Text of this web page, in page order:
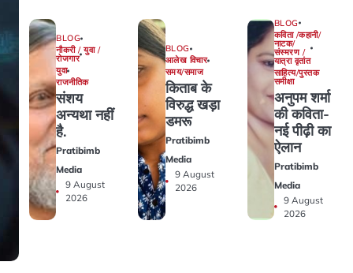
BLOG
नौकरी / युवा /
रोजगार
युवा
राजनीतिक
संशय
अन्यथा नहीं
है.
Pratibimb
Media
9 August
2026
BLOG
आलेख विचार
समय/समाज
किताब के
विरुद्ध खड़ा
डमरू
Pratibimb
Media
9 August
2026
BLOG
कविता /कहानी/
नाटक/
संस्मरण /
यात्रा वृतांत
साहित्य/पुस्तक
समीक्षा
अनुपम शर्मा
की कविता-
नई पीढ़ी का
ऐलान
Pratibimb
Media
9 August
2026